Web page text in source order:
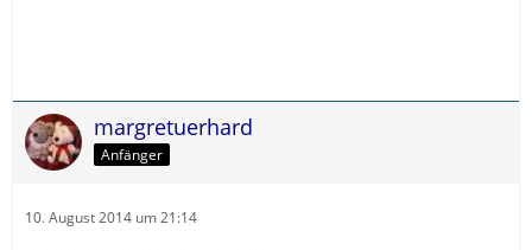
margretuerhard
Anfänger
10. August 2014 um 21:14